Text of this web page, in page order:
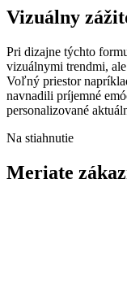
Vizuálny
Pri dizajne týchto
vizuálnymi trendmi,
Voľný priestor
navnadili príjemné
personalizované
Na stiahnutie
Meriate